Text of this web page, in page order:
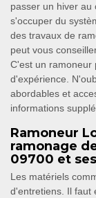
passer un hiver au
s'occuper du
des travaux de
peut vous
C'est un ramoneur
d'expérience.
abordables et
informations
Ramoneur
ramonage
09700 et
Les matériels
d'entretiens. Il faut